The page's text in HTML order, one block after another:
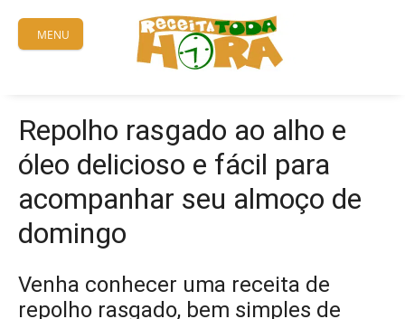
content
MENU
Repolho rasgado ao alho e
óleo delicioso e fácil para
acompanhar seu almoço de
domingo
Venha conhecer uma receita de
repolho rasgado, bem simples de